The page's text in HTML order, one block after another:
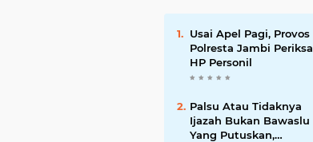
Usai Apel Pagi, Provos
Polresta Jambi Periksa
HP Personil
Palsu Atau Tidaknya
Ijazah Bukan Bawaslu
Yang Putuskan,